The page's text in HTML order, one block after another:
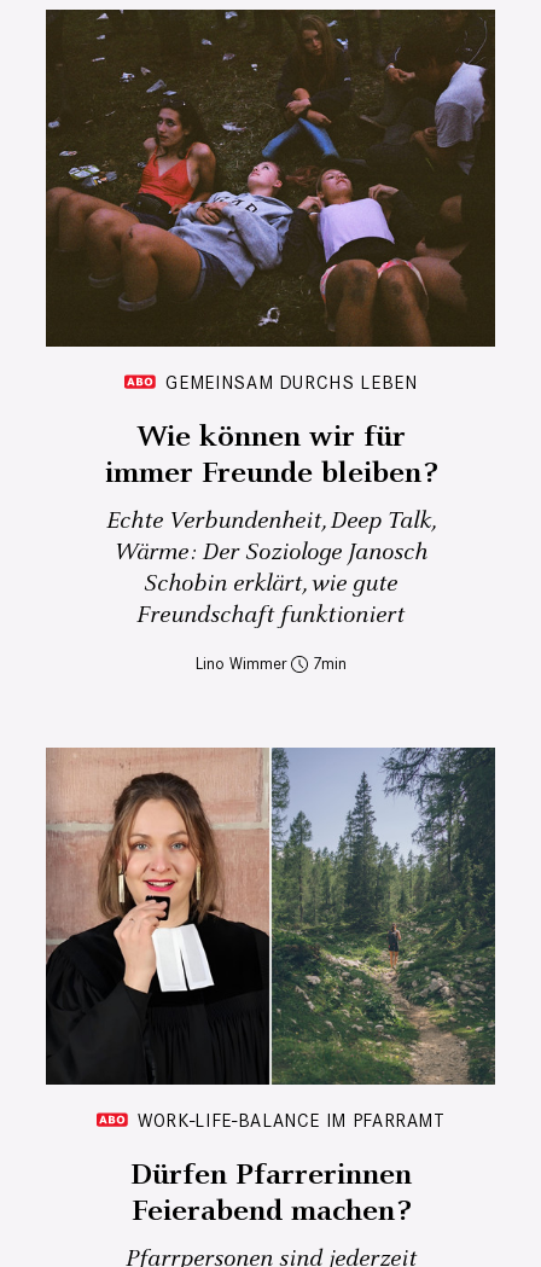
GEMEINSAM DURCHS LEBEN
Wie können wir für
immer Freunde bleiben?
Echte Verbundenheit, Deep Talk,
Wärme: Der Soziologe Janosch
Schobin erklärt, wie gute
Freundschaft funktioniert
Lino Wimmer 7
WORK-LIFE-BALANCE IM PFARRAMT
Dürfen Pfarrerinnen
Feierabend machen?
Pfarrpersonen sind jederzeit